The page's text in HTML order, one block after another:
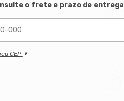
o frete e prazo de entrega
CEP